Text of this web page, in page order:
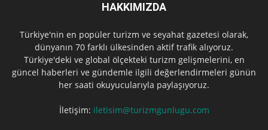
HAKKIMIZDA
Türkiye'nin en popüler turizm ve seyahat gazetesi olarak,
dünyanın 70 farklı ülkesinden aktif trafik alıyoruz.
Türkiye'deki ve global ölçekteki turizm gelişmelerini, en
güncel haberleri ve gündemle ilgili değerlendirmeleri günün
her saati okuyucularıyla paylaşıyoruz.
İletişim: iletisim@turizmgunlugu.com